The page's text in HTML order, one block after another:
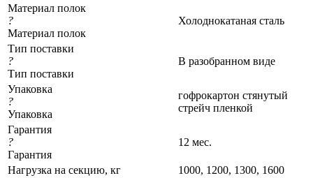
Материал полок
?
Материал полок
Холоднокатаная сталь
Тип поставки
?
Тип поставки
В разобранном виде
Упаковка
?
Упаковка
гофрокартон стянутый
стрейч пленкой
Гарантия
?
Гарантия
12 мес.
Нагрузка на секцию, кг
1000, 1200, 1300, 1600